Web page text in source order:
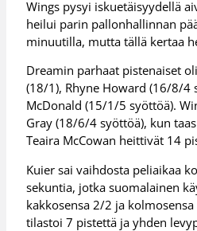
Wings pysyi iskuetäisyydellä
heilui parin pallonhallinnan
minuutilla, mutta tällä kertaa
Dreamin parhaat pistenaiset
(18/1), Rhyne Howard (16/8/4
McDonald (15/1/5 syöttöä).
Gray (18/6/4 syöttöä), kun
Teaira McCowan heittivät 14
Kuier sai vaihdosta peliaikaa
sekuntia, jotka suomalainen
kakkosensa 2/2 ja
tilastoi 7 pistettä ja yhden